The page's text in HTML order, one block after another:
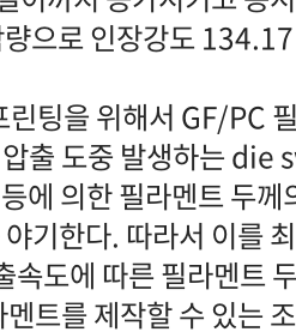
으로 인장강도
팅을 위해서 GF/PC
압출 도중 발생하는
의한 필라멘트 두께
기한다. 따라서 이를
속도에 따른 필라멘트
트를 제작할 수 있는